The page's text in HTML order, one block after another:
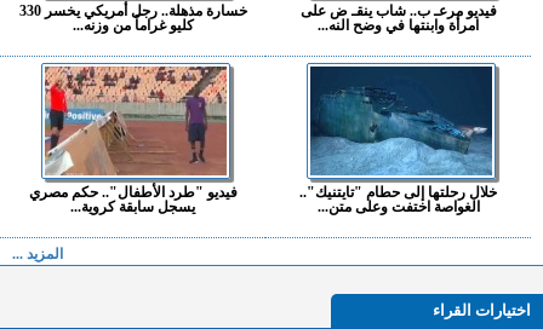
فيديو مرعـ ب.. شاب ينقـ ض على
امرأة وابنتها في وضح النه...
خسارة مذهلة.. رجل أمريكي يخسر 330
كليو غراماً من وزنه...
خلال رحلتها إلى حطام "تايتنيك"..
الغواصة اختفت وعلى متن...
فيديو "طرد الأطفال".. حكم مصري
يسجل سابقة كروية...
المزيد ...
اختيارات القراء